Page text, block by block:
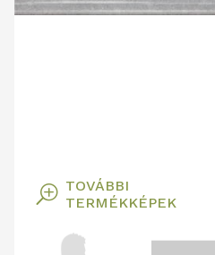
T TOVÁBBI
TERMÉKKÉPEK